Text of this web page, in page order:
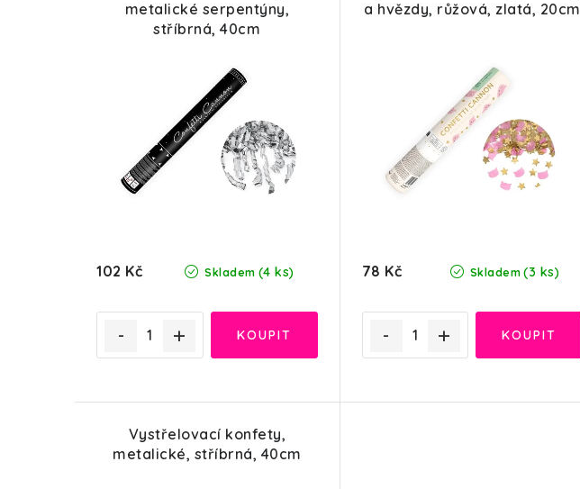
metalické serpentýny,
stříbrná, 40cm
Skladem (4 ks)
102 Kč
a hvězdy, růžová, zlatá, 20cm
Skladem (3 ks)
78 Kč
Vystřelovací konfety,
metalické, stříbrná, 40cm